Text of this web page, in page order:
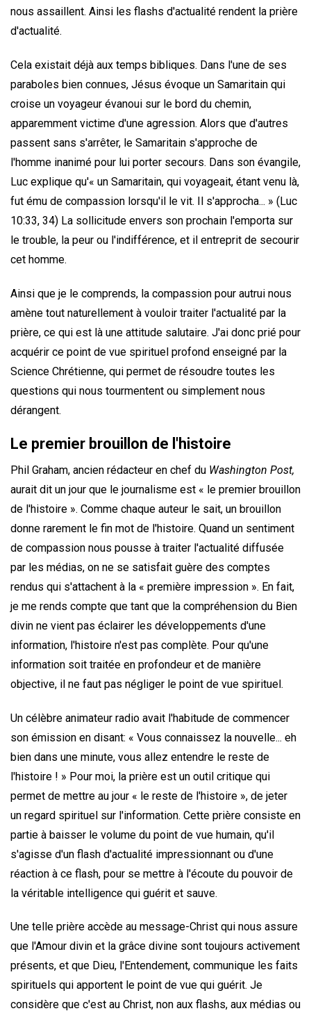
nous assaillent. Ainsi les flashs d'actualité rendent la prière
d'actualité.
Cela existait déjà aux temps bibliques. Dans l'une de ses
paraboles bien connues, Jésus évoque un Samaritain qui
croise un voyageur évanoui sur le bord du chemin,
apparemment victime d'une agression. Alors que d'autres
passent sans s'arrêter, le Samaritain s'approche de
l'homme inanimé pour lui porter secours. Dans son évangile,
Luc explique qu'« un Samaritain, qui voyageait, étant venu là,
fut ému de compassion lorsqu'il le vit. Il s'approcha... » (Luc
10:33, 34) La sollicitude envers son prochain l'emporta sur
le trouble, la peur ou l'indifférence, et il entreprit de secourir
cet homme.
Ainsi que je le comprends, la compassion pour autrui nous
amène tout naturellement à vouloir traiter l'actualité par la
prière, ce qui est là une attitude salutaire. J'ai donc prié pour
acquérir ce point de vue spirituel profond enseigné par la
Science Chrétienne, qui permet de résoudre toutes les
questions qui nous tourmentent ou simplement nous
dérangent.
Le premier brouillon de l'histoire
Phil Graham, ancien rédacteur en chef du Washington Post,
aurait dit un jour que le journalisme est « le premier brouillon
de l'histoire ». Comme chaque auteur le sait, un brouillon
donne rarement le fin mot de l'histoire. Quand un sentiment
de compassion nous pousse à traiter l'actualité diffusée
par les médias, on ne se satisfait guère des comptes
rendus qui s'attachent à la « première impression ». En fait,
je me rends compte que tant que la compréhension du Bien
divin ne vient pas éclairer les développements d'une
information, l'histoire n'est pas complète. Pour qu'une
information soit traitée en profondeur et de manière
objective, il ne faut pas négliger le point de vue spirituel.
Un célèbre animateur radio avait l'habitude de commencer
son émission en disant: « Vous connaissez la nouvelle... eh
bien dans une minute, vous allez entendre le reste de
l'histoire ! » Pour moi, la prière est un outil critique qui
permet de mettre au jour « le reste de l'histoire », de jeter
un regard spirituel sur l'information. Cette prière consiste en
partie à baisser le volume du point de vue humain, qu'il
s'agisse d'un flash d'actualité impressionnant ou d'une
réaction à ce flash, pour se mettre à l'écoute du pouvoir de
la véritable intelligence qui guérit et sauve.
Une telle prière accède au message-Christ qui nous assure
que l'Amour divin et la grâce divine sont toujours activement
présents, et que Dieu, l'Entendement, communique les faits
spirituels qui apportent le point de vue qui guérit. Je
considère que c'est au Christ, non aux flashs, aux médias ou